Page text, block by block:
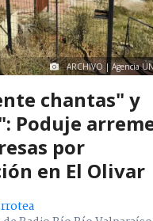
ARCHIVO | Agencia
chantas" y